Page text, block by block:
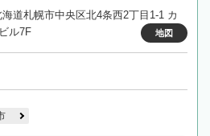
道札幌市中央区北4条西2丁目1-1 カ
ル7F
地図